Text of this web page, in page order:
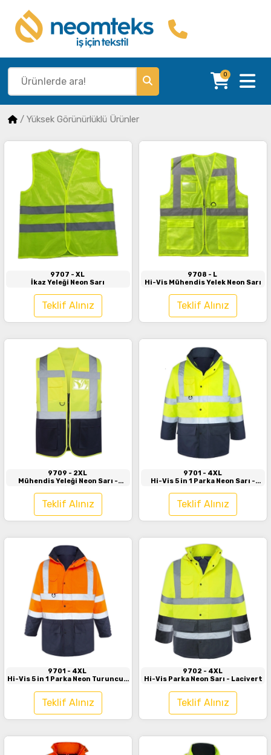
0
/ Yüksek Görünürlüklü Ürünler
İncele
9707 - XL
İkaz Yeleği Neon Sarı
Teklif Alınız
İncele
9708 - L
Hi-Vis Mühendis Yelek Neon Sarı
Teklif Alınız
İncele
9709 - 2XL
Mühendis Yeleği Neon Sarı -
Lacivert
Teklif Alınız
İncele
9701 - 4XL
Hi-Vis 5 in 1 Parka Neon Sarı -
Lacivert
Teklif Alınız
İncele
9701 - 4XL
Hi-Vis 5 in 1 Parka Neon Turuncu -
Teklif Alınız
İncele
9702 - 4XL
Hi-Vis Parka Neon Sarı - Lacivert
Teklif Alınız